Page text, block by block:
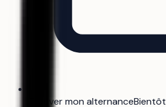
Trouver mon alternanceBientôt